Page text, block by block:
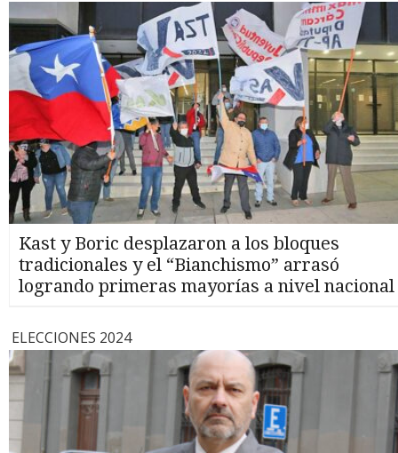
Kast y Boric desplazaron a los bloques
tradicionales y el “Bianchismo” arrasó
logrando primeras mayorías a nivel nacional
ELECCIONES 2024